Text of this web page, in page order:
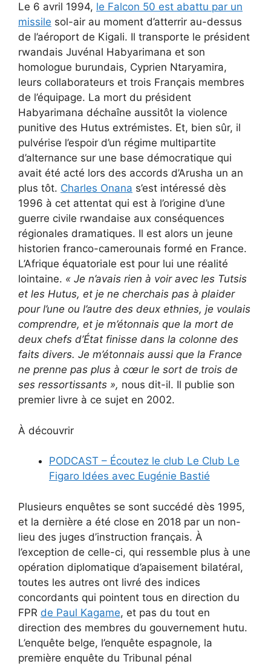
Le 6 avril 1994, le Falcon 50 est abattu par un
missile sol-air au moment d’atterrir au-dessus
de l’aéroport de Kigali. Il transporte le président
rwandais Juvénal Habyarimana et son
homologue burundais, Cyprien Ntaryamira,
leurs collaborateurs et trois Français membres
de l’équipage. La mort du président
Habyarimana déchaîne aussitôt la violence
punitive des Hutus extrémistes. Et, bien sûr, il
pulvérise l’espoir d’un régime multipartite
d’alternance sur une base démocratique qui
avait été acté lors des accords d’Arusha un an
plus tôt. Charles Onana s’est intéressé dès
1996 à cet attentat qui est à l’origine d’une
guerre civile rwandaise aux conséquences
régionales dramatiques. Il est alors un jeune
historien franco-camerounais formé en France.
L’Afrique équatoriale est pour lui une réalité
lointaine. « Je n’avais rien à voir avec les Tutsis
et les Hutus, et je ne cherchais pas à plaider
pour l’une ou l’autre des deux ethnies, je voulais
comprendre, et je m’étonnais que la mort de
deux chefs d’État finisse dans la colonne des
faits divers. Je m’étonnais aussi que la France
ne prenne pas plus à cœur le sort de trois de
ses ressortissants », nous dit-il. Il publie son
premier livre à ce sujet en 2002.
À découvrir
PODCAST – Écoutez le club Le Club Le
Figaro Idées avec Eugénie Bastié
Plusieurs enquêtes se sont succédé dès 1995,
et la dernière a été close en 2018 par un non-
lieu des juges d’instruction français. À
l’exception de celle-ci, qui ressemble plus à une
opération diplomatique d’apaisement bilatéral,
toutes les autres ont livré des indices
concordants qui pointent tous en direction du
FPR de Paul Kagame, et pas du tout en
direction des membres du gouvernement hutu.
L’enquête belge, l’enquête espagnole, la
première enquête du Tribunal pénal